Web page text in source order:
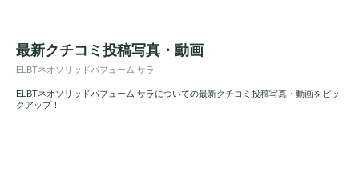
最新クチコミ投稿写真・動画
ELBTネオソリッドパフューム サラ
ELBTネオソリッドパフューム サラについての最新クチコミ投稿写真・動画をピッ
クアップ！